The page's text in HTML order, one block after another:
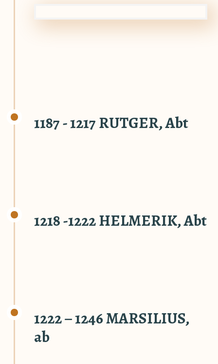
1187 - 1217 RUTGER, Abt
1218 -1222 HELMERIK, Abt
1222 – 1246 MARSILIUS,
ab